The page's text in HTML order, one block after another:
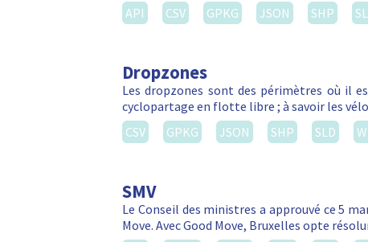
API
CSV GPKG JSON SHP
Dropzones
Les dropzones sont des périmètres où il
cyclopartage en flotte libre ; à savoir les
CSV
GPKG JSON SHP SLD
SMV
Le Conseil des ministres a approuvé ce 5
Move. Avec Good Move, Bruxelles opte